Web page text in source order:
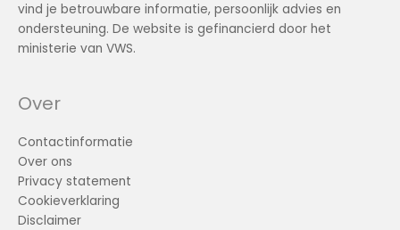
vind je betrouwbare informatie, persoonlijk advies en
ondersteuning. De website is gefinancierd door het
ministerie van VWS.
Over
Contactinformatie
Over ons
Privacy statement
Cookieverklaring
Disclaimer